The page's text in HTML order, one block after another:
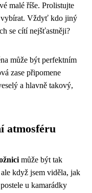
malé říše. Prolistujte
vybírat. Vždyť kdo jiný
se cítí nejšťastněji?
může být perfektním
zase připomene
a hlavně takový,
atmosféru
může být tak
když jsem viděla, jak
u kamarádky